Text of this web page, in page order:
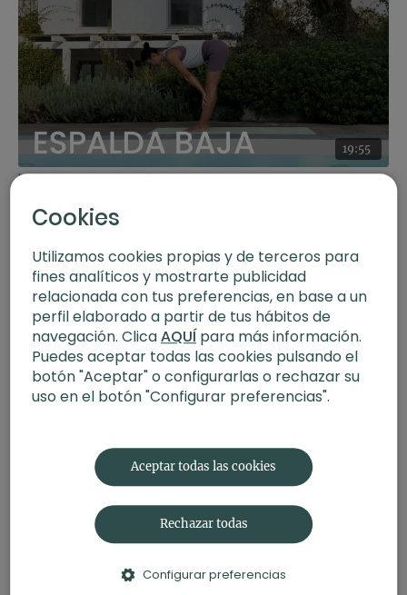
19:55
Yoga para la espalda baja
Cookies
Utilizamos cookies propias y de terceros para
fines analíticos y mostrarte publicidad
relacionada con tus preferencias, en base a un
perfil elaborado a partir de tus hábitos de
navegación. ClicaAQUÍpara más información.
Puedes aceptar todas las cookies pulsando el
botón "Aceptar" o configurarlas o rechazar su
uso en el botón "Configurar preferencias".
Aceptar todas las cookies
Rechazar todas
Configurar preferencias